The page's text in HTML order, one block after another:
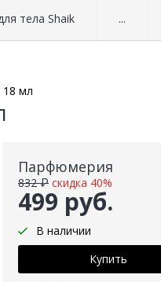
тела Shaik ...
18 мл
Парфюмерия
499 руб.
832 ₽ скидка 40%
В наличии